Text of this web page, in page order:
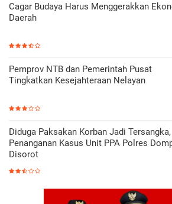
Cagar Budaya Harus Menggerakkan
Daerah
Pemprov NTB dan Pemerintah Pusat
Tingkatkan Kesejahteraan Nelayan
Diduga Paksakan Korban Jadi Tersangka,
Penanganan Kasus Unit PPA Polres
Disorot